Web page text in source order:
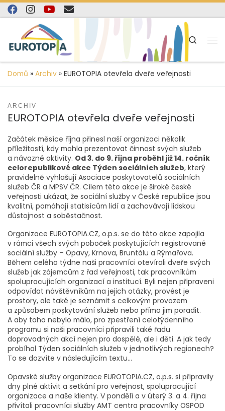
content
Skip to content
Search
Domů » Archiv » EUROTOPIA otevřela dveře veřejnosti
ARCHIV
EUROTOPIA otevřela dveře veřejnosti
Začátek měsíce října přinesl naší organizaci několik
příležitostí, kdy mohla prezentovat činnost svých služeb
a návazné aktivity. Od 3. do 9. října proběhl již 14. ročník
celorepublikové akce Týden sociálních služeb, který
pravidelně vyhlašují Asociace poskytovatelů sociálních
služeb ČR a MPSV ČR. Cílem této akce je široké české
veřejnosti ukázat, že sociální služby v České republice jsou
kvalitní, pomáhají statisícům lidí a zachovávají lidskou
důstojnost a soběstačnost.
Organizace EUROTOPIA.CZ, o.p.s. se do této akce zapojila
v rámci všech svých poboček poskytujících registrované
sociální služby – Opavy, Krnova, Bruntálu a Rýmařova.
Během celého týdne naši pracovníci otevírali dveře svých
služeb jak zájemcům z řad veřejnosti, tak pracovníkům
spolupracujících organizací a institucí. Byli nejen připraveni
odpovídat návštěvníkům na jejich otázky, provést je
prostory, ale také je seznámit s celkovým provozem
a způsobem poskytování služeb nebo přímo jim poradit.
A aby toho nebylo málo, pro zpestření celotýdenního
programu si naši pracovníci připravili také řadu
doprovodných akcí nejen pro dospělé, ale i děti. A jak tedy
probíhal Týden sociálních služeb v jednotlivých regionech?
To se dozvíte v následujícím textu…
Opavské služby organizace EUROTOPIA.CZ, o.p.s. si připravily
dny plné aktivit a setkání pro veřejnost, spolupracující
organizace a naše klienty. V pondělí a v úterý 3. a 4. října
přivítali pracovníci služby AMT centra pracovníky OSPOD